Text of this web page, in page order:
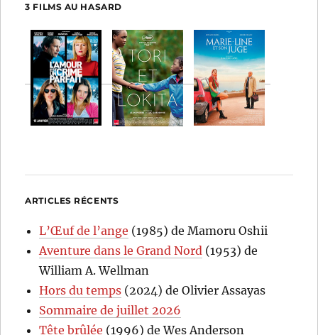
3 FILMS AU HASARD
ARTICLES RÉCENTS
L’Œuf de l’ange (1985) de Mamoru Oshii
Aventure dans le Grand Nord (1953) de
William A. Wellman
Hors du temps (2024) de Olivier Assayas
Sommaire de juillet 2026
Tête brûlée (1996) de Wes Anderson